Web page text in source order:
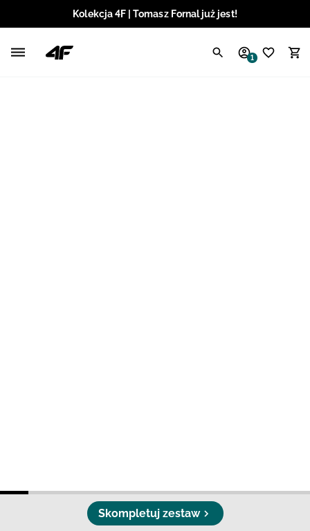
Kolekcja 4F | Tomasz Fornal już jest!
1
Skompletuj zestaw